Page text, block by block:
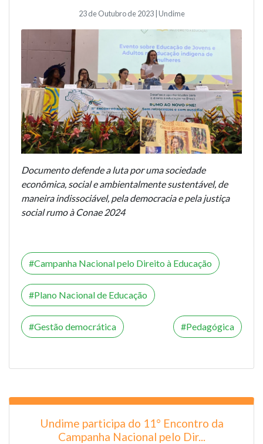
23 de Outubro de 2023 | Undime
Documento defende a luta por uma sociedade
econômica, social e ambientalmente sustentável, de
maneira indissociável, pela democracia e pela justiça
social rumo à Conae 2024
Campanha Nacional pelo Direito à Educação
Plano Nacional de Educação
Gestão democrática Pedagógica
Undime participa do 11° Encontro da
Campanha Nacional pelo Dir...